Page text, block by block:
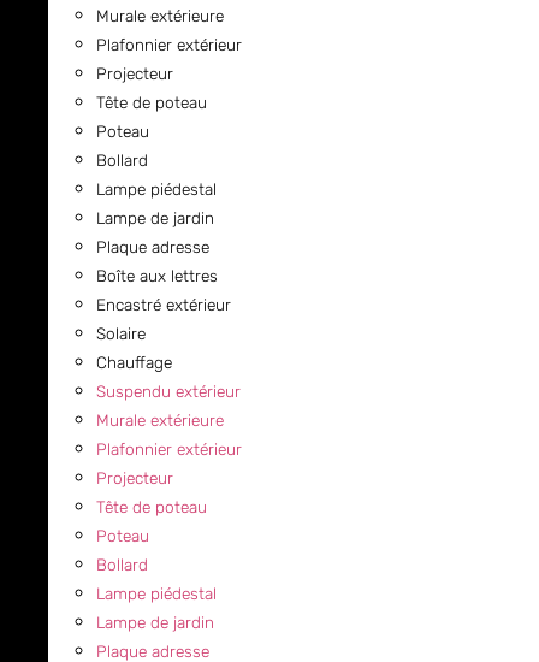
Murale extérieure
Plafonnier extérieur
Projecteur
Tête de poteau
Poteau
Bollard
Lampe piédestal
Lampe de jardin
Plaque adresse
Boîte aux lettres
Encastré extérieur
Solaire
Chauffage
Suspendu extérieur
Murale extérieure
Plafonnier extérieur
Projecteur
Tête de poteau
Poteau
Bollard
Lampe piédestal
Lampe de jardin
Plaque adresse